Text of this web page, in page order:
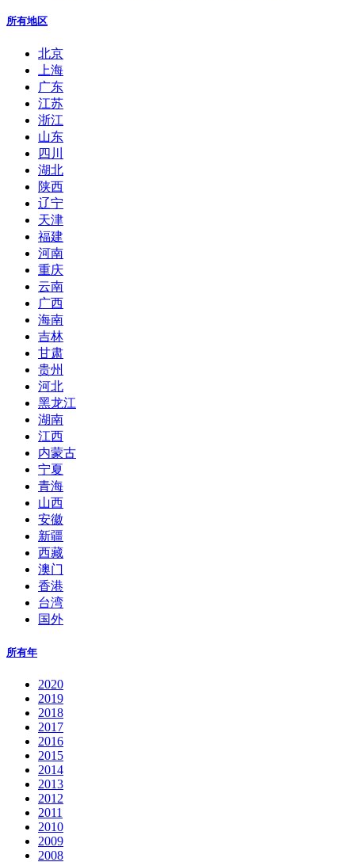
所有地区
北京
上海
广东
江苏
浙江
山东
四川
湖北
陕西
辽宁
天津
福建
河南
重庆
云南
广西
海南
吉林
甘肃
贵州
河北
黑龙江
湖南
江西
内蒙古
宁夏
青海
山西
安徽
新疆
西藏
澳门
香港
台湾
国外
所有年
2020
2019
2018
2017
2016
2015
2014
2013
2012
2011
2010
2009
2008